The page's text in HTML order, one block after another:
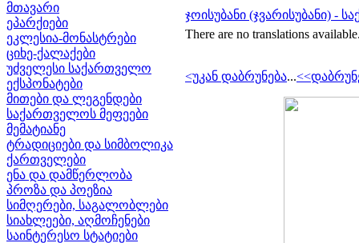
მთავარი
ეპარქიები
ეკლესია-მონასტრები
ციხე-ქალაქები
უძველესი საქართველო
ექსპონატები
მითები და ლეგენდები
საქართველოს მეფეები
მემატიანე
ტრადიციები და სიმბოლიკა
ქართველები
ენა და დამწერლობა
პროზა და პოეზია
სიმღერები, საგალობლები
სიახლეები, აღმოჩენები
საინტერესო სტატიები
ჯოისუბანი (ჯვარისუბანი) -
There are no translations
<უკან დაბრუნება...